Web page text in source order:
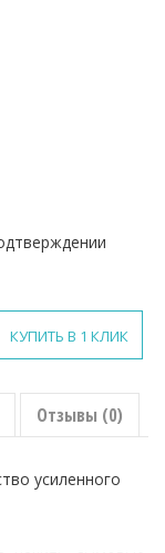
КУПИТЬ В 1 КЛИК
Отзывы (0)
усиленного